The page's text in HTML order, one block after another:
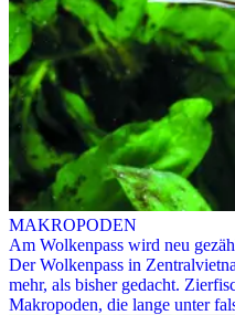
MAKROPODEN
Am Wolkenpass wird neu
Der Wolkenpass in
mehr, als bisher gedacht.
Makropoden, die lange unter